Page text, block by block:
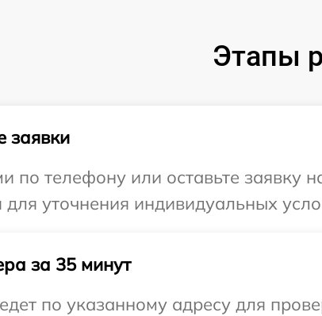
Этапы
заявки
по телефону или оставьте заявку
уточнения индивидуальных
за 35 минут
по указанному адресу для